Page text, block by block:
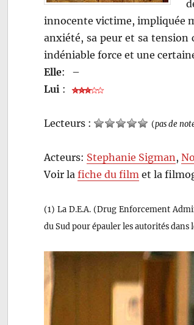
innocente victime, impliquée
anxiété, sa peur et sa
indéniable force et une
Elle:
–
Lui :
Lecteurs : (pas de
Acteurs: Stephanie Sigman,
Voir lafiche du film et la
(1) La D.E.A. (Drug Enforcement
du Sud pour épauler les autorités